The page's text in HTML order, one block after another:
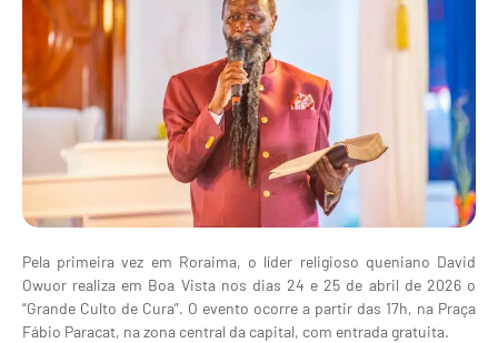
Pela primeira vez em Roraima, o líder religioso queniano David
Owuor realiza em Boa Vista nos dias 24 e 25 de abril de 2026 o
“Grande Culto de Cura”. O evento ocorre a partir das 17h, na Praça
Fábio Paracat, na zona central da capital, com entrada gratuita.